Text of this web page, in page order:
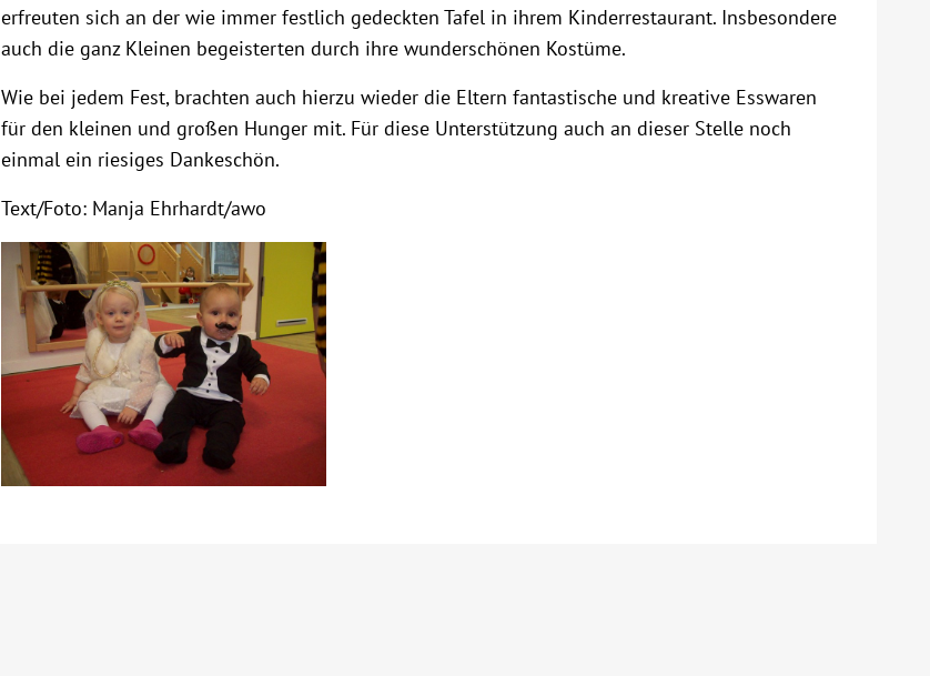
erfreuten sich an der wie immer festlich gedeckten Tafel in ihrem Kinderrestaurant. Insbesondere
auch die ganz Kleinen begeisterten durch ihre wunderschönen Kostüme.
Wie bei jedem Fest, brachten auch hierzu wieder die Eltern fantastische und kreative Esswaren
für den kleinen und großen Hunger mit. Für diese Unterstützung auch an dieser Stelle noch
einmal ein riesiges Dankeschön.
Text/Foto: Manja Ehrhardt/awo